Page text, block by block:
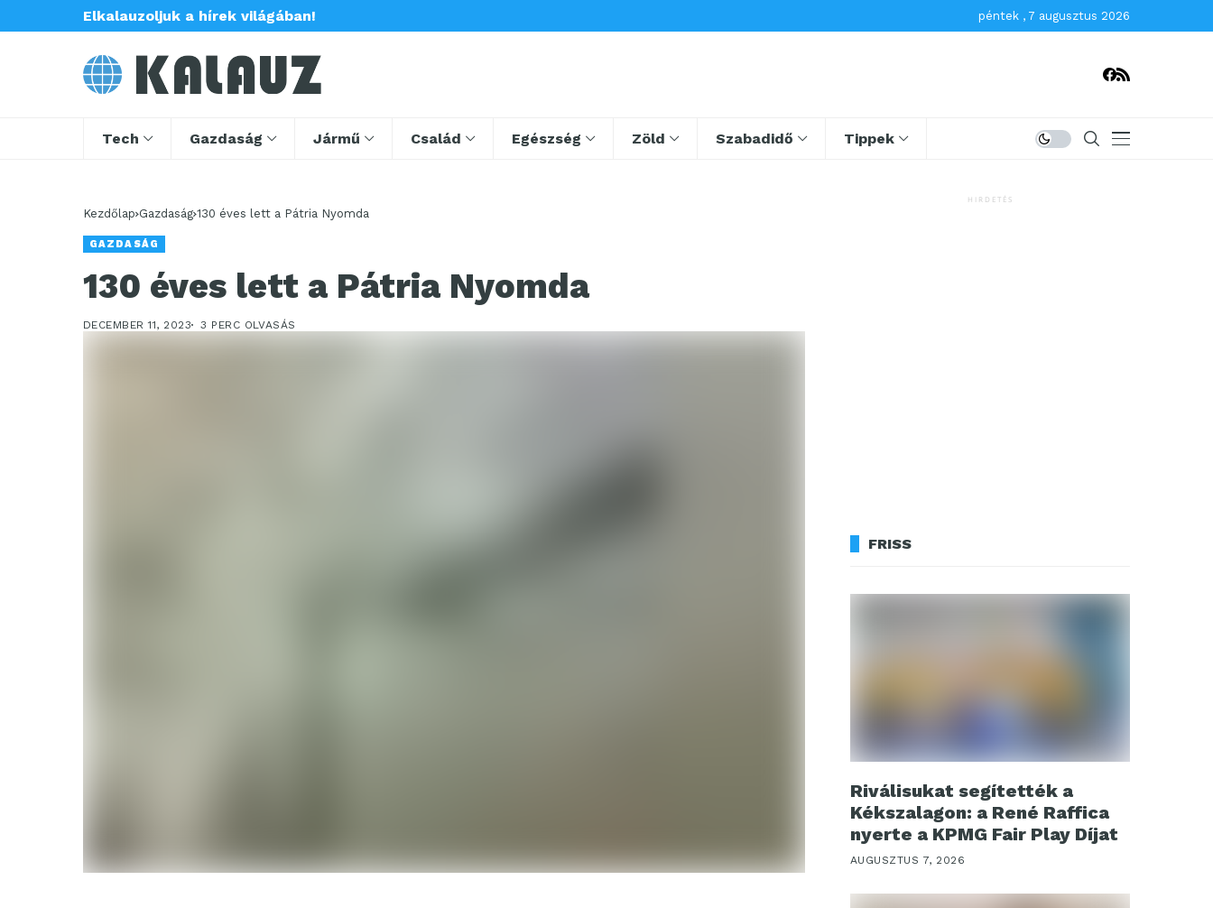
Elkalauzoljuk a hírek világában! péntek , 7 augusztus 2026
Tech Gazdaság Jármű Család Egészség Zöld Szabadidő Tippek
Kezdőlap Gazdaság 130 éves lett a Pátria Nyomda
GAZDASÁG
130 éves lett a Pátria Nyomda
DECEMBER 11, 2023 3 PERC OLVASÁS
HIRDETÉS
FRISS
Riválisukat segítették a
Kékszalagon: a René Raffica
nyerte a KPMG Fair Play Díjat
AUGUSZTUS 7, 2026